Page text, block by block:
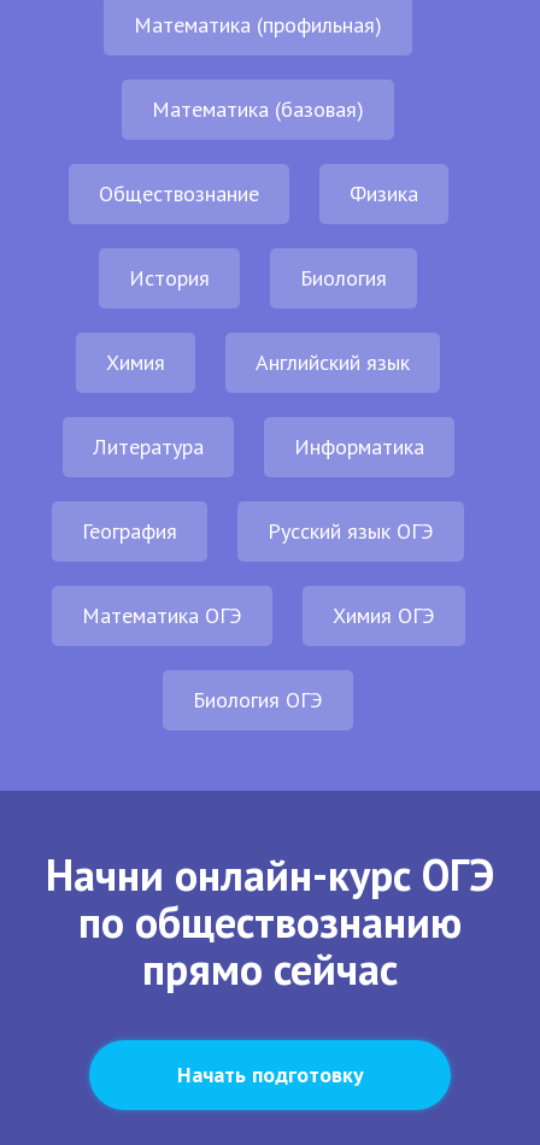
Математика (профильная)
Математика (базовая)
Обществознание Физика
История Биология
Химия Английский язык
Литература Информатика
География Русский язык ОГЭ
Математика ОГЭ Химия ОГЭ
Биология ОГЭ
Начни онлайн-курс ОГЭ
по обществознанию
прямо сейчас
Начать подготовку